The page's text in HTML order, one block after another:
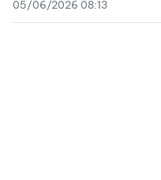
05/06/2026 08:13